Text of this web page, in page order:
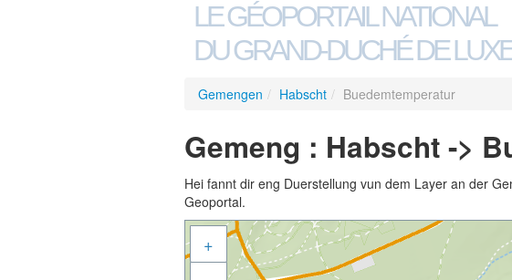
LE GÉOPORTAIL NATIONAL
DU GRAND-DUCHÉ DE
Gemengen / Habscht / Buedemtemperatur
Gemeng : Habscht ->
Hei fannt dir eng Duerstellung vun dem Layer an der
Geoportal.
+